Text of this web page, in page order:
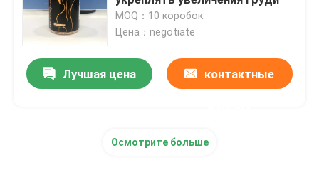
Дополнения женщин травяные
Дополнение груди травяное
MOQ：10 коробок
Цена：negotiate
Лучшая цена контактные
Осмотрите больше